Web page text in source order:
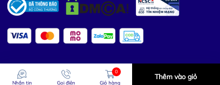
Nhắn tin Gọi điện
0
Giỏ hàng
Thêm vào giỏ